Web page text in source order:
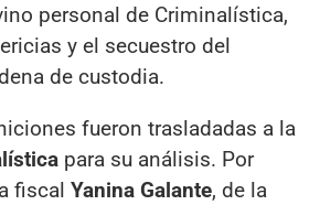
personal de Criminalística,
y el secuestro del
de custodia.
fueron trasladadas a la
para su análisis. Por
fiscal Yanina Galante, de la